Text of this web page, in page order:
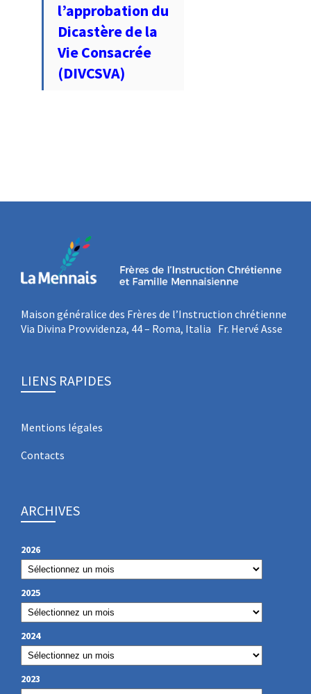
l’approbation du
Dicastère de la
Vie Consacrée
(DIVCSVA)
Maison généralice des Frères de l’Instruction chrétienne
Via Divina Provvidenza, 44 – Roma, Italia Fr. Hervé Asse
LIENS RAPIDES
Mentions légales
Contacts
ARCHIVES
2026
2025
2024
2023